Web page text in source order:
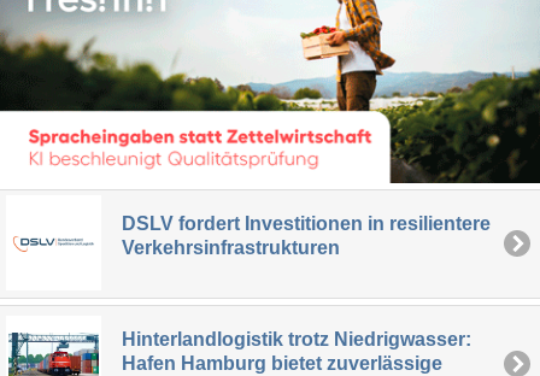
DSLV fordert Investitionen in resilientere
Verkehrsinfrastrukturen
Hinterlandlogistik trotz Niedrigwasser:
Hafen Hamburg bietet zuverlässige